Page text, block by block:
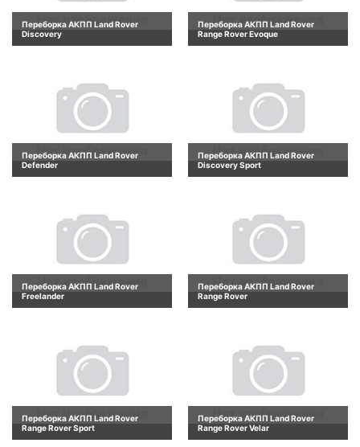
Переборка АКПП Land Rover
Discovery
Переборка АКПП Land Rover
Range Rover Evoque
Переборка АКПП Land Rover
Defender
Переборка АКПП Land Rover
Discovery Sport
Переборка АКПП Land Rover
Freelander
Переборка АКПП Land Rover
Range Rover
Переборка АКПП Land Rover
Range Rover Sport
Переборка АКПП Land Rover
Range Rover Velar